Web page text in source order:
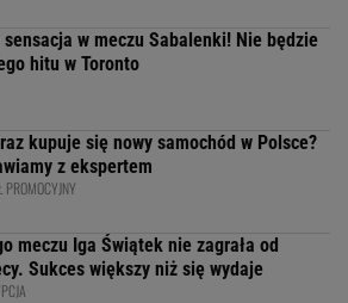
sensacja w meczu Sabalenki! Nie będzie
hitu w Toronto
kupuje się nowy samochód w Polsce?
z ekspertem
PROMOCYJNY
meczu Iga Świątek nie zagrała od
Sukces większy niż się wydaje